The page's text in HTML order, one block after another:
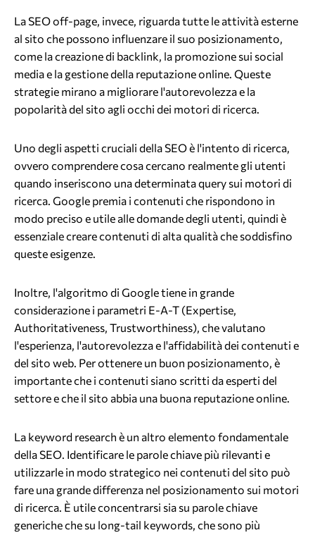
La SEO off-page, invece, riguarda tutte le attività esterne
al sito che possono influenzare il suo posizionamento,
come la creazione di backlink, la promozione sui social
media e la gestione della reputazione online. Queste
strategie mirano a migliorare l'autorevolezza e la
popolarità del sito agli occhi dei motori di ricerca.
Uno degli aspetti cruciali della SEO è l'intento di ricerca,
ovvero comprendere cosa cercano realmente gli utenti
quando inseriscono una determinata query sui motori di
ricerca. Google premia i contenuti che rispondono in
modo preciso e utile alle domande degli utenti, quindi è
essenziale creare contenuti di alta qualità che soddisfino
queste esigenze.
Inoltre, l'algoritmo di Google tiene in grande
considerazione i parametri E-A-T (Expertise,
Authoritativeness, Trustworthiness), che valutano
l'esperienza, l'autorevolezza e l'affidabilità dei contenuti e
del sito web. Per ottenere un buon posizionamento, è
importante che i contenuti siano scritti da esperti del
settore e che il sito abbia una buona reputazione online.
La keyword research è un altro elemento fondamentale
della SEO. Identificare le parole chiave più rilevanti e
utilizzarle in modo strategico nei contenuti del sito può
fare una grande differenza nel posizionamento sui motori
di ricerca. È utile concentrarsi sia su parole chiave
generiche che su long-tail keywords, che sono più